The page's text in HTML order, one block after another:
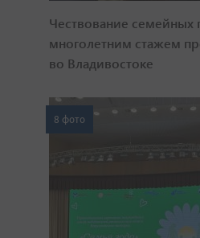
Чествование семейных
многолетним стажем
во Владивостоке
8 фото